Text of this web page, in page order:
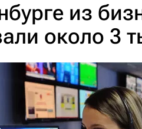
из
около 3